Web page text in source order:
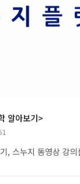
알아보기>
, 스누지 동영상 강